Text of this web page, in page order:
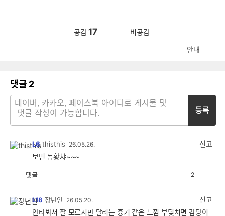
공감 17 비공감
안내
댓글 2
등록
L6 thisthis 26.05.26.
신고
보면 돔황챠~~~
댓글 2
L18 장년인 26.05.20.
신고
안타봐서 잘 모르지만 달리는 흉기 같은 느낌 부딪치면 감당이